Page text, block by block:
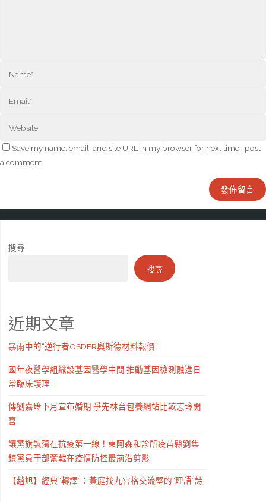
Save my name, email, and site URL in my browser for next time I post
a comment.
搜尋
搜尋
近期文章
暴雨中的“逆行者OSDER奧斯德材料報價”
國年夜醫學組織設基因醫學中間 推動基因檢測融進日
常臨床護理
傳劉嘉玲下月宣布婚期 爭先林台包養網站比較志玲開
喜
讓黨旗飄蕩在抗疫第一線！東阿森和診所疫苗縣劉集
鎮黨員干部奮戰在疫情防控最前沿剪影
【趙旭】經典“轉譯”：黃庭找九宮格交流堅的“理語”詩